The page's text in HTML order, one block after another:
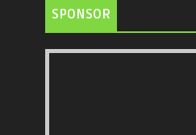
SPONSOR